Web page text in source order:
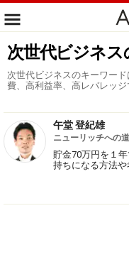
次世代ビジネス
次世代ビジネスのキーワー
費、高利益率、高レバレッジ
午堂 登紀雄
ニューリッチへの
貯金70万円を１
持ちになる方法や